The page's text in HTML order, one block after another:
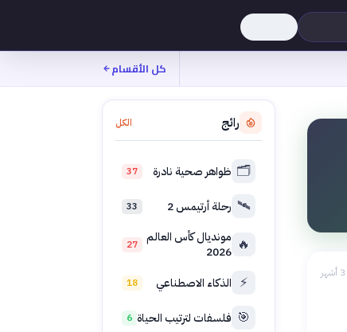
كل الأقسام
رائج الكل
🗂️ ظواهر صحية نادرة 37
🛰️ رحلة أرتيمس 2 33
🔥 مونديال كأس العالم
2026
27
⚡ الذكاء الاصطناعي 18
🎯 فلسفات لترتيب الحياة 6